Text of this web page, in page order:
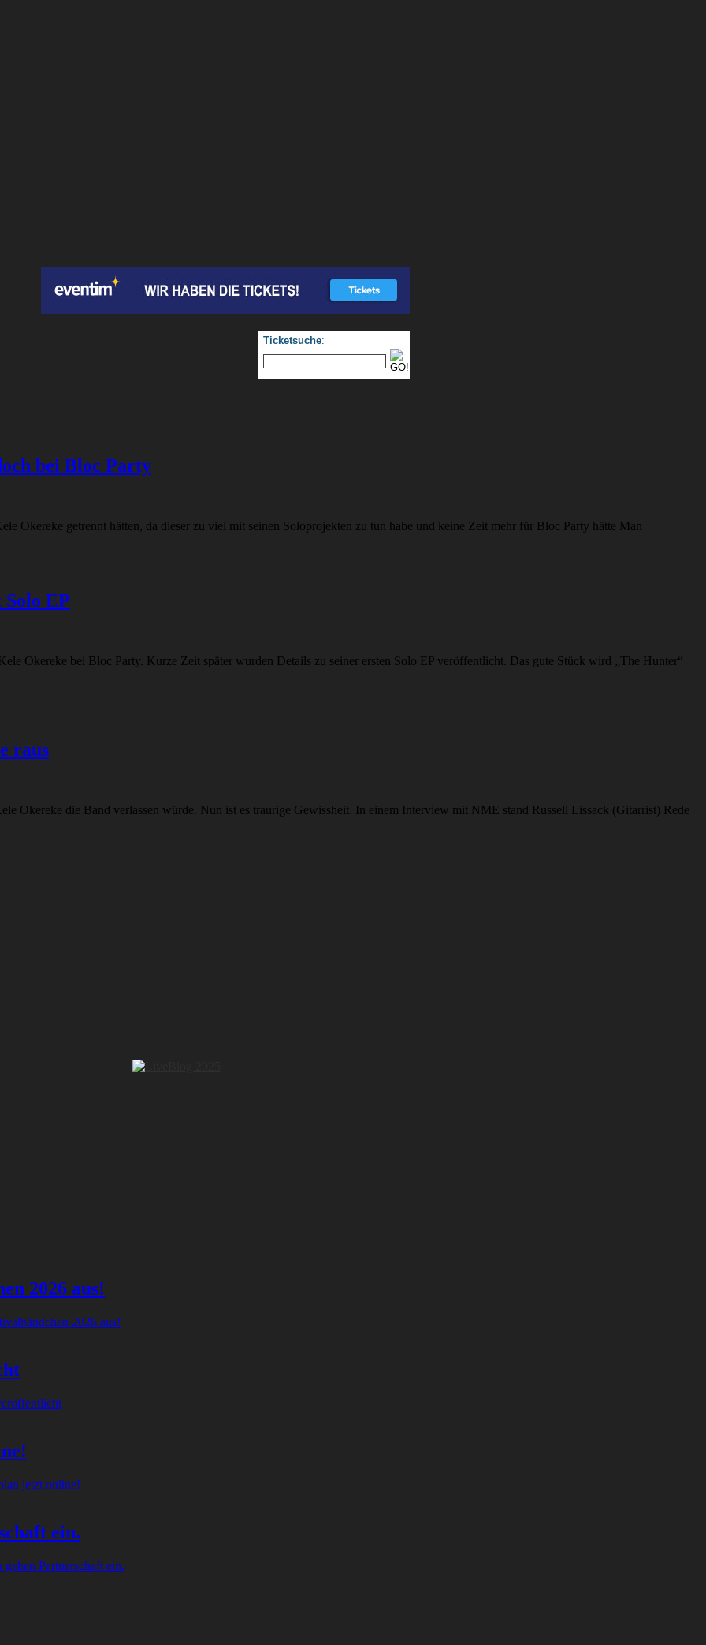
Ticketsuche:
bei Bloc Party
Okereke getrennt hätten, da dieser zu viel mit seinen Soloprojekten zu tun habe und keine Zeit mehr für Bloc Party hätte Man
EP
Okereke bei Bloc Party. Kurze Zeit später wurden Details zu seiner ersten Solo EP veröffentlicht. Das gute Stück wird „The Hunter“
raus
Okereke die Band verlassen würde. Nun ist es traurige Gewissheit. In einem Interview mit NME stand Russell Lissack (Gitarrist) Rede
2026 aus!
2026 aus!
jetzt online!
ein.
Partnerschaft ein.